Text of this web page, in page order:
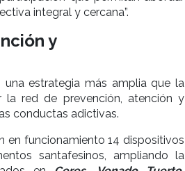
integral y cercana”.
y
una estrategia más amplia que la
la red de prevención, atención y
conductas adictivas.
en funcionamiento 14 dispositivos
santafesinos, ampliando la